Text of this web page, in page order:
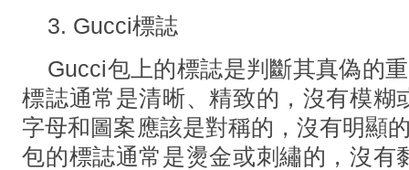
3. Gucci標誌
Gucci包上的標誌是判斷其真偽的
標誌通常是清晰、精致的，沒有模糊
字母和圖案應該是對稱的，沒有明顯
包的標誌通常是燙金或刺繡的，沒有